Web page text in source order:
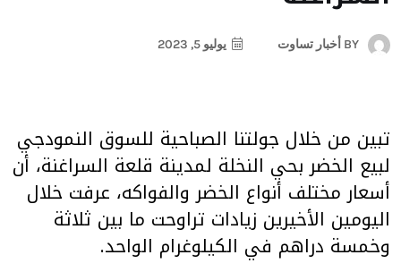
BY أخبار تساوت يوليو 5, 2023
تبين من خلال جولتنا الصباحية للسوق النمودجي
لبيع الخضر بحي النخلة لمدينة قلعة السراغنة، أن
أسعار مختلف أنواع الخضر والفواكه، عرفت خلال
اليومين الأخيرين زيادات تراوحت ما بين ثلاثة
وخمسة دراهم في الكيلوغرام الواحد.